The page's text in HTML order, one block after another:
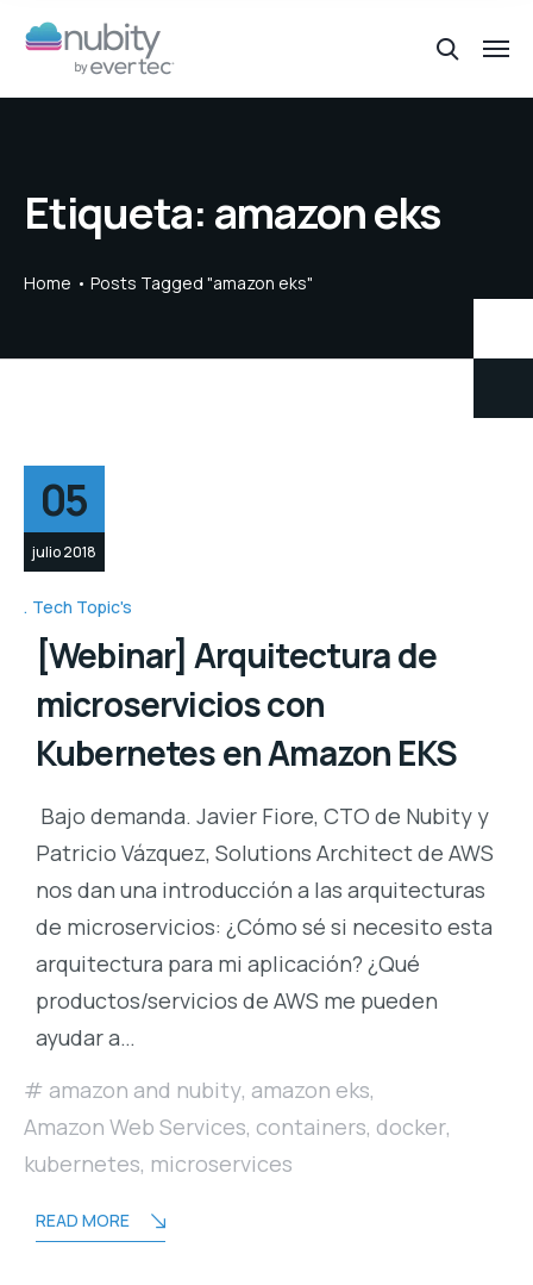
Etiqueta: amazon eks
Home Posts Tagged "amazon eks"
05
julio 2018
Tech Topic's
[Webinar] Arquitectura de
microservicios con
Kubernetes en Amazon EKS
Bajo demanda. Javier Fiore, CTO de Nubity y
Patricio Vázquez, Solutions Architect de AWS
nos dan una introducción a las arquitecturas
de microservicios: ¿Cómo sé si necesito esta
arquitectura para mi aplicación? ¿Qué
productos/servicios de AWS me pueden
ayudar a…
amazon and nubity, amazon eks,
Amazon Web Services, containers, docker,
kubernetes, microservices
READ MORE